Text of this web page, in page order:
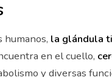
humanos, la glándula
en el cuello,
y diversas